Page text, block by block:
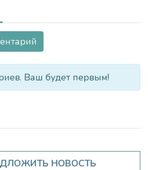
Ваш будет первым!
НОВОСТЬ